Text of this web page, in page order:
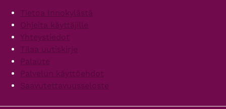
FooterTietoa Innokylästä
Ohjeita käyttäjille
Yhteystiedot
Tilaa uutiskirje
Palaute
Palvelun käyttöehdot
Saavutettavuusseloste